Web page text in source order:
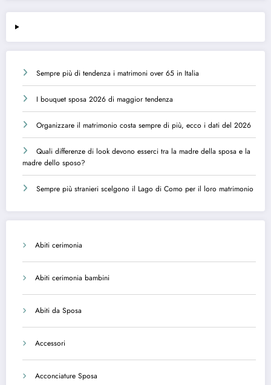
Sempre più di tendenza i matrimoni over 65 in Italia
I bouquet sposa 2026 di maggior tendenza
Organizzare il matrimonio costa sempre di più, ecco i dati del 2026
Quali differenze di look devono esserci tra la madre della sposa e la
madre dello sposo?
Sempre più stranieri scelgono il Lago di Como per il loro matrimonio
Abiti cerimonia
Abiti cerimonia bambini
Abiti da Sposa
Accessori
Acconciature Sposa